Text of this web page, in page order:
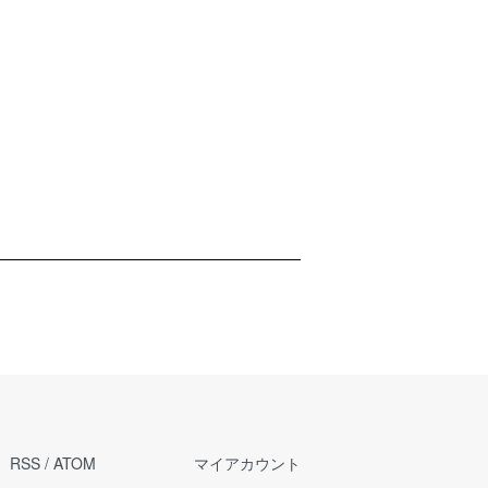
RSS / ATOM マイアカウント